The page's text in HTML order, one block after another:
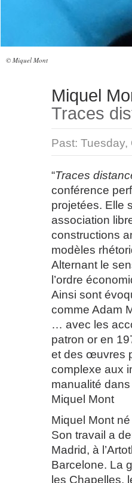
© Miquel Mont
Miquel
Traces
Past:
“Traces
conférence
projetées. Elle
association
constructions
modèles
Alternant le
l’ordre
Ainsi sont
comme Adam
… avec les
patron or en
et des œuvres
complexe aux
manualité
Miquel Mont
Miquel Mont
Son travail a
Madrid, à
Barcelone. La
les Chapelles,